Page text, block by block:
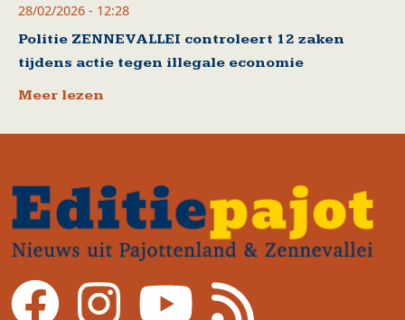
28/02/2026 - 12:28
Politie ZENNEVALLEI controleert 12 zaken
tijdens actie tegen illegale economie
Meer lezen